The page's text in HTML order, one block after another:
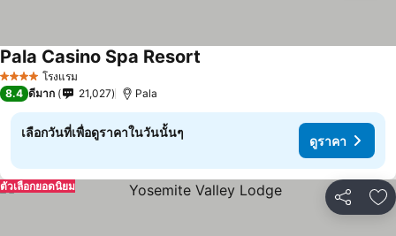
4 ดาว โรงแรม
Pala Casino Spa Resort
8.4 ดีมาก 21,027 Pala
เลือกวันที่เพื่อดูราคาในวันนั้นๆ
ดูราคา
แชร์ เ
ตัวเลือกยอดนิยม